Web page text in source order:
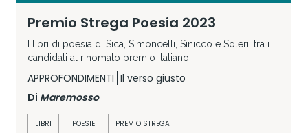
Premio Strega Poesia 2023
I libri di poesia di Sica, Simoncelli, Sinicco e Soleri, tra i
candidati al rinomato premio italiano
APPROFONDIMENTI Il verso giusto
Di Maremosso
LIBRI POESIE PREMIO STREGA